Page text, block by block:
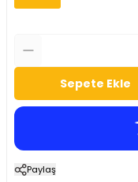
Sepete Ekle
Paylaş